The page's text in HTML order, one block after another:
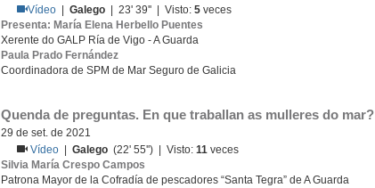
Vídeo |Galego | 23' 39'' | Visto:5 veces
Presenta: María Elena Herbello Puentes
Xerente do GALP Ría de Vigo - A Guarda
Paula Prado Fernández
Coordinadora de SPM de Mar Seguro de Galicia
Quenda de preguntas. En que traballan as mulleres do mar?
29 de set. de 2021
Vídeo
|Galego (22' 55'') | Visto:11 veces
Silvia María Crespo Campos
Patrona Mayor de la Cofradía de pescadores “Santa Tegra” de A Guarda